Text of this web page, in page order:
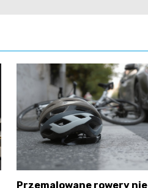
Przemalowane rowery nie